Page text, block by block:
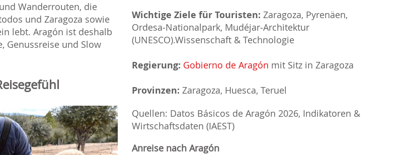
Wanderrouten, die
und Zaragoza sowie
lebt. Aragón ist deshalb
Genussreise und Slow
Wichtige Ziele für Touristen: Zaragoza, Pyrenäen,
Ordesa‑Nationalpark, Mudéjar‑Architektur
(UNESCO).Wissenschaft & Technologie
Regierung: Gobierno de Aragón mit Sitz in Zaragoza
Provinzen: Zaragoza, Huesca, Teruel
Quellen: Datos Básicos de Aragón 2026, Indikatoren &
Wirtschaftsdaten (IAEST)
Anreise nach Aragón